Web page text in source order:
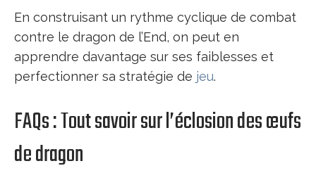
En construisant un rythme cyclique de combat
contre le dragon de l’End, on peut en
apprendre davantage sur ses faiblesses et
perfectionner sa stratégie de jeu.
FAQs : Tout savoir sur l’éclosion des œufs
de dragon